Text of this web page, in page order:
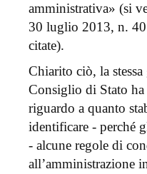
amministrativa» (si
30 luglio 2013, n.
citate).
Chiarito ciò, la
Consiglio di Stato
riguardo a quanto
identificare - perché
- alcune regole di
all’amministrazione